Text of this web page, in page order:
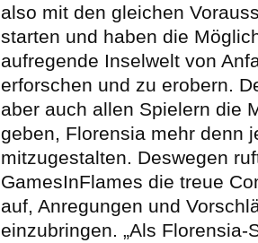
also mit den gleichen
starten und haben die
aufregende Inselwelt von
erforschen und zu erobern.
aber auch allen Spielern die
geben, Florensia mehr denn
mitzugestalten. Deswegen
GamesInFlames die treue
auf, Anregungen und
einzubringen. „Als Florensia-